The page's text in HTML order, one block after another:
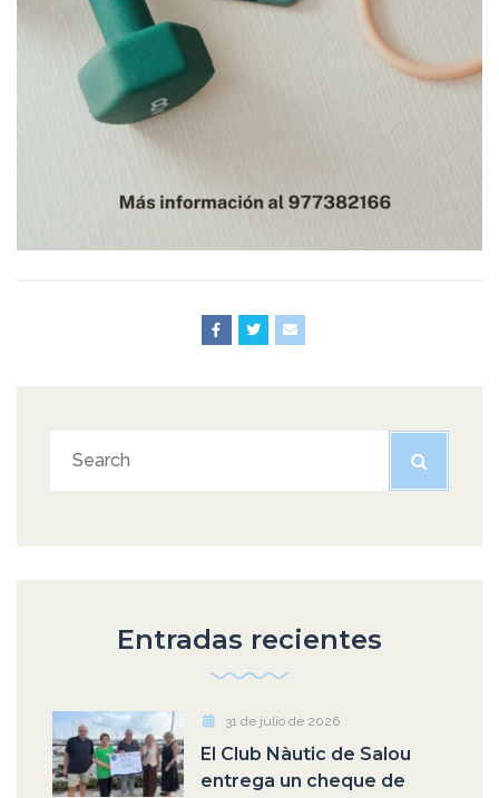
Entradas recientes
31 de julio de 2026
El Club Nàutic de Salou
entrega un cheque de